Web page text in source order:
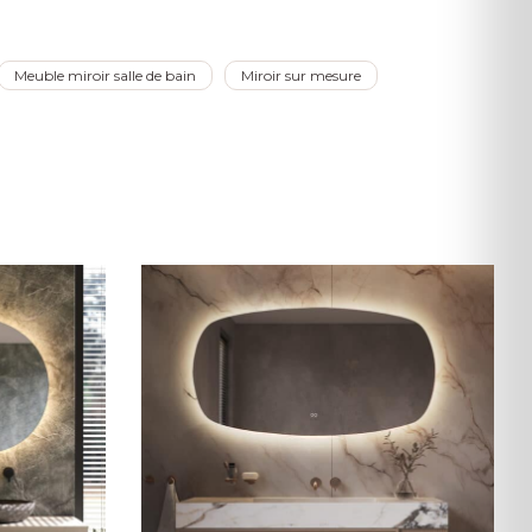
Meuble miroir salle de bain Miroir sur mesure